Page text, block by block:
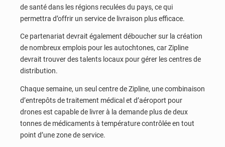
de santé dans les régions reculées du pays, ce qui
permettra d’offrir un service de livraison plus efficace.
Ce partenariat devrait également déboucher sur la création
de nombreux emplois pour les autochtones, car Zipline
devrait trouver des talents locaux pour gérer les centres de
distribution.
Chaque semaine, un seul centre de Zipline, une combinaison
d’entrepôts de traitement médical et d’aéroport pour
drones est capable de livrer à la demande plus de deux
tonnes de médicaments à température contrôlée en tout
point d’une zone de service.